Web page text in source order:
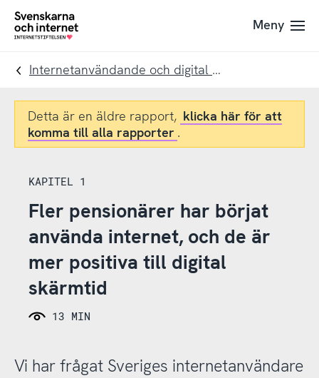
Till
navigation
Till
innehåll
To
Meny
Internetanvändande och digital skärmtid
Detta är en äldre rapport, klicka här för att
komma till alla rapporter .
KAPITEL 1
Fler pensionärer har börjat
använda internet, och de är
mer positiva till digital
skärmtid
13 MIN
Vi har frågat Sveriges internetanvändare